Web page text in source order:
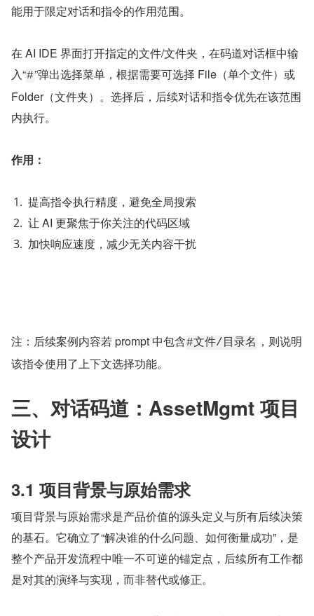
能用于限定对话和指令的作用范围。
在 AI IDE 界面打开指定的文件/文件夹，在码道对话框中输
入“#”弹出选择菜单，根据需要可选择 File（单个文件）或
Folder（文件夹）。选择后，后续对话和指令优先在该范围
内执行。
作用：
提高指令执行精度，避免全局搜索
让 AI 更聚焦于你关注的代码区域
加快响应速度，减少无关内容干扰
注：后续案例内容若 prompt 中包含
三、对话码道：AssetMgmt 项目
设计